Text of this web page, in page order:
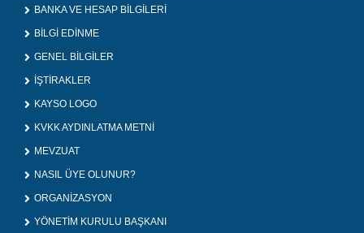
BANKA VE HESAP BİLGİLERİ
BİLGİ EDİNME
GENEL BİLGİLER
İŞTİRAKLER
KAYSO LOGO
KVKK AYDINLATMA METNİ
MEVZUAT
NASIL ÜYE OLUNUR?
ORGANİZASYON
YÖNETİM KURULU BAŞKANI